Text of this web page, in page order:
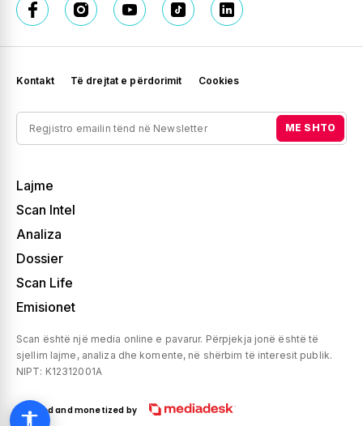
Lajme
Scan Intel
Analiza
Dossier
Scan Life
Emisionet
Scan është një media online e pavarur. Përpjekja jonë është të
sjellim lajme, analiza dhe komente, në shërbim të interesit publik.
NIPT: K12312001A
Created and monetized by
Kontakt Të drejtat e përdorimit Cookies
ME SHTO